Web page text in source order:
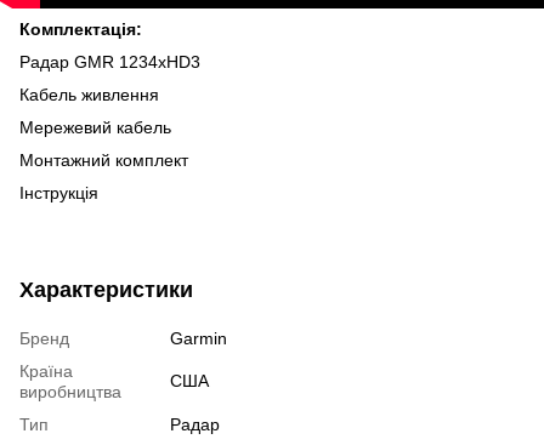
Комплектація:
Радар GMR 1234хHD3
Кабель живлення
Мережевий кабель
Монтажний комплект
Інструкція
Характеристики
Бренд
Garmin
Країна
виробництва
США
Тип
Радар